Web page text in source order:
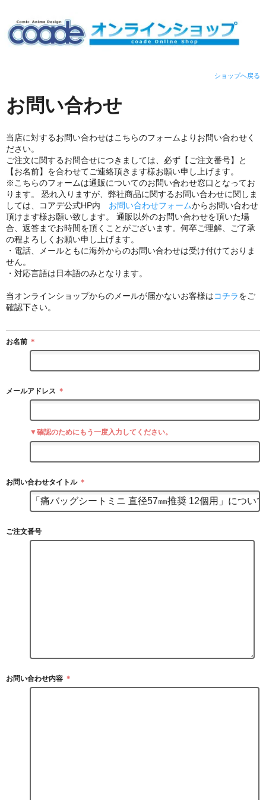
ショップへ戻る
お問い合わせ
当店に対するお問い合わせはこちらのフォームよりお問い合わせく
ださい。
ご注文に関するお問合せにつきましては、必ず【ご注文番号】と
【お名前】を合わせてご連絡頂きます様お願い申し上げます。
※こちらのフォームは通販についてのお問い合わせ窓口となってお
ります。 恐れ入りますが、弊社商品に関するお問い合わせに関しま
しては、コアデ公式HP内 お問い合わせフォームからお問い合わせ
頂けます様お願い致します。 通販以外のお問い合わせを頂いた場
合、返答までお時間を頂くことがございます。何卒ご理解、ご了承
の程よろしくお願い申し上げます。
・電話、メールともに海外からのお問い合わせは受け付けておりま
せん。
・対応言語は日本語のみとなります。
当オンラインショップからのメールが届かないお客様はコチラをご
確認下さい。
お名前 ＊
メールアドレス ＊
▼確認のためにもう一度入力してください。
お問い合わせタイトル ＊
ご注文番号
お問い合わせ内容 ＊